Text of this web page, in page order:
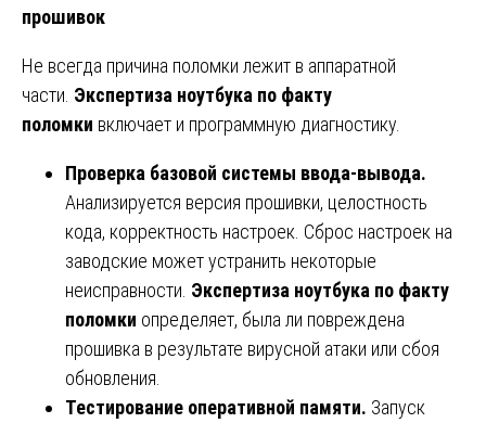
прошивок
Не всегда причина поломки лежит в аппаратной
части. Экспертиза ноутбука по факту
поломки включает и программную диагностику.
Проверка базовой системы ввода-вывода.
Анализируется версия прошивки, целостность
кода, корректность настроек. Сброс настроек на
заводские может устранить некоторые
неисправности. Экспертиза ноутбука по факту
поломки определяет, была ли повреждена
прошивка в результате вирусной атаки или сбоя
обновления.
Тестирование оперативной памяти. Запуск